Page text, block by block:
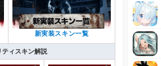
新実装スキン一覧
ティスキン解説